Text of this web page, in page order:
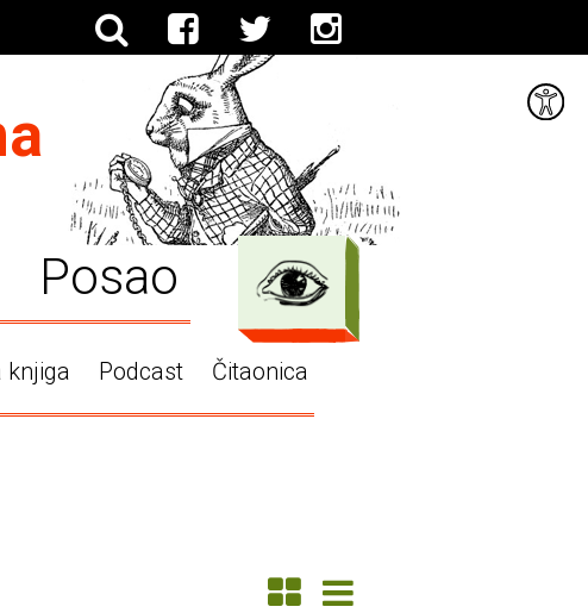
Posao
knjiga Podcast Čitaonica